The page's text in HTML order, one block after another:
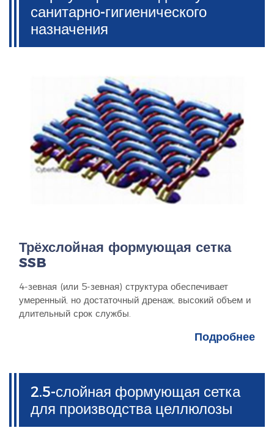
санитарно-гигиенического
назначения
Трёхслойная формующая сетка
SSB
4-зевная (или 5-зевная) структура обеспечивает
умеренный, но достаточный дренаж, высокий объем и
длительный срок службы.
Подробнее
2.5-слойная формующая сетка
для производства целлюлозы